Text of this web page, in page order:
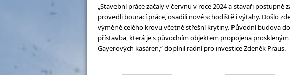
„Stavební práce začaly v červnu v roce 2024 a stavaři postupně
provedli bourací práce, osadili nové schodiště i výtahy. Došlo
výměně celého krovu včetně střešní krytiny. Původní budova
přístavba, která je s původním objektem propojena
Gayerových kasáren,“ doplnil radní pro investice Zdeněk Praus.